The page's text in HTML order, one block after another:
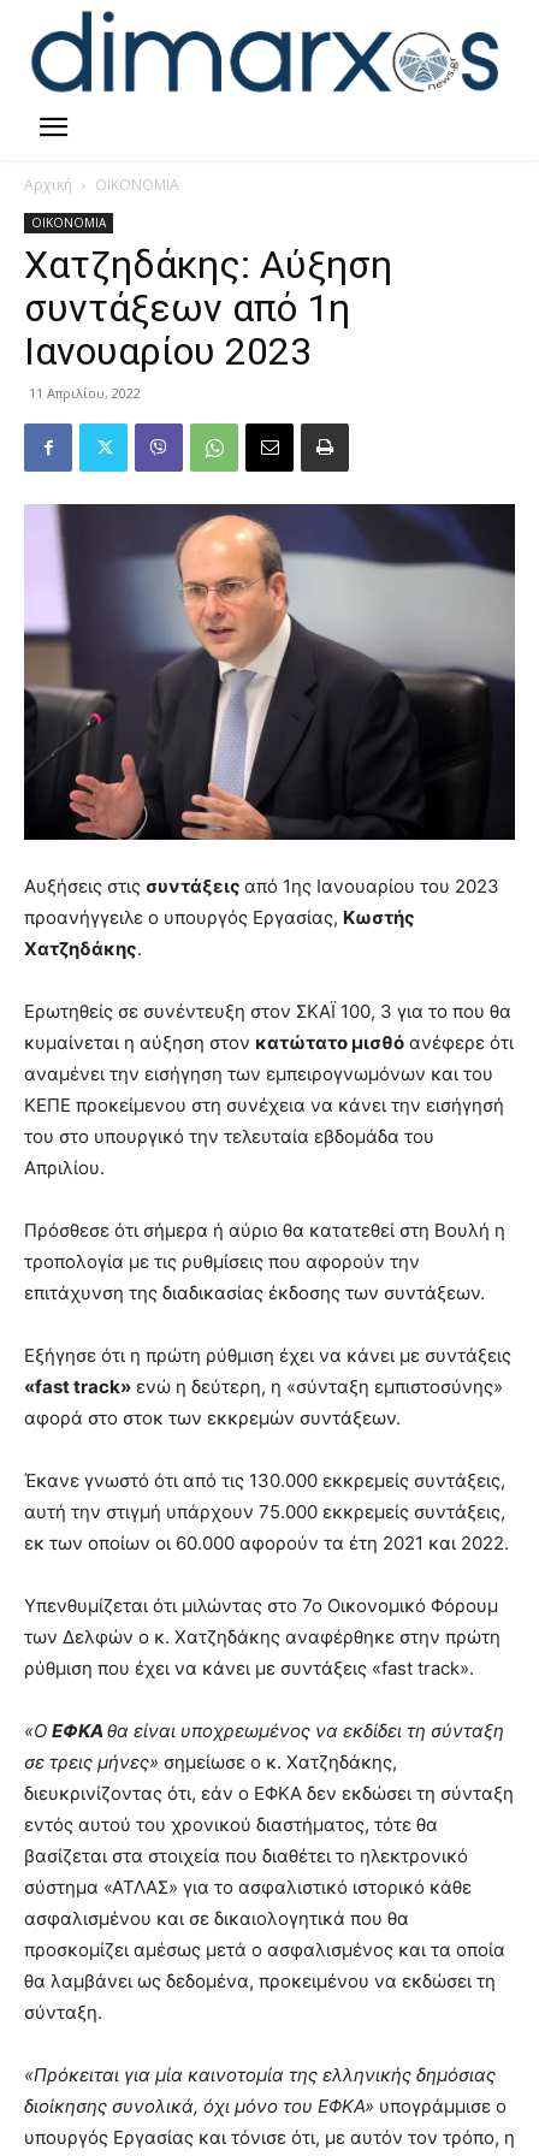
Αρχική ΟΙΚΟΝΟΜΙΑ
ΟΙΚΟΝΟΜΙΑ
Χατζηδάκης: Αύξηση
συντάξεων από 1η
Ιανουαρίου 2023
11 Απριλίου, 2022
Αυξήσεις στις συντάξεις από 1ης Ιανουαρίου του 2023
προανήγγειλε ο υπουργός Εργασίας, Κωστής
Χατζηδάκης.
Ερωτηθείς σε συνέντευξη στον ΣΚΑΪ 100, 3 για το που θα
κυμαίνεται η αύξηση στον κατώτατο μισθό ανέφερε ότι
αναμένει την εισήγηση των εμπειρογνωμόνων και του
ΚΕΠΕ προκείμενου στη συνέχεια να κάνει την εισήγησή
του στο υπουργικό την τελευταία εβδομάδα του
Απριλίου.
Πρόσθεσε ότι σήμερα ή αύριο θα κατατεθεί στη Βουλή η
τροπολογία με τις ρυθμίσεις που αφορούν την
επιτάχυνση της διαδικασίας έκδοσης των συντάξεων.
Εξήγησε ότι η πρώτη ρύθμιση έχει να κάνει με συντάξεις
«fast track» ενώ η δεύτερη, η «σύνταξη εμπιστοσύνης»
αφορά στο στοκ των εκκρεμών συντάξεων.
Έκανε γνωστό ότι από τις 130.000 εκκρεμείς συντάξεις,
αυτή την στιγμή υπάρχουν 75.000 εκκρεμείς συντάξεις,
εκ των οποίων οι 60.000 αφορούν τα έτη 2021 και 2022.
Υπενθυμίζεται ότι μιλώντας στο 7ο Οικονομικό Φόρουμ
των Δελφών ο κ. Χατζηδάκης αναφέρθηκε στην πρώτη
ρύθμιση που έχει να κάνει με συντάξεις «fast track».
«Ο ΕΦΚΑ θα είναι υποχρεωμένος να εκδίδει τη σύνταξη
σε τρεις μήνες» σημείωσε ο κ. Χατζηδάκης,
διευκρινίζοντας ότι, εάν ο ΕΦΚΑ δεν εκδώσει τη σύνταξη
εντός αυτού του χρονικού διαστήματος, τότε θα
βασίζεται στα στοιχεία που διαθέτει το ηλεκτρονικό
σύστημα «ΑΤΛΑΣ» για το ασφαλιστικό ιστορικό κάθε
ασφαλισμένου και σε δικαιολογητικά που θα
προσκομίζει αμέσως μετά ο ασφαλισμένος και τα οποία
θα λαμβάνει ως δεδομένα, προκειμένου να εκδώσει τη
σύνταξη.
«Πρόκειται για μία καινοτομία της ελληνικής δημόσιας
διοίκησης συνολικά, όχι μόνο του ΕΦΚΑ» υπογράμμισε ο
υπουργός Εργασίας και τόνισε ότι, με αυτόν τον τρόπο, η